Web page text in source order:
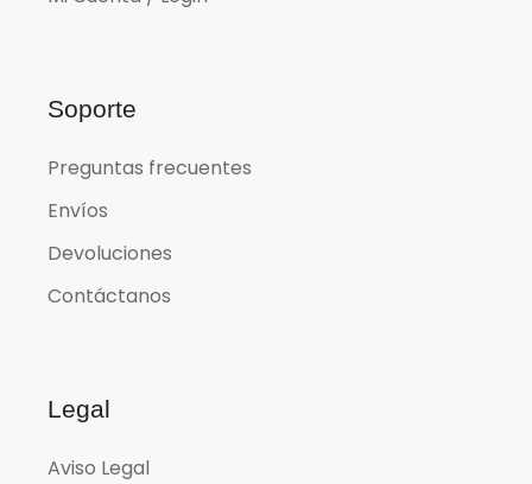
Soporte
Preguntas frecuentes
Envíos
Devoluciones
Contáctanos
Legal
Aviso Legal